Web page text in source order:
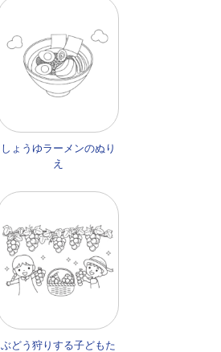
しょうゆラーメンのぬり
え
ぶどう狩りする子どもた